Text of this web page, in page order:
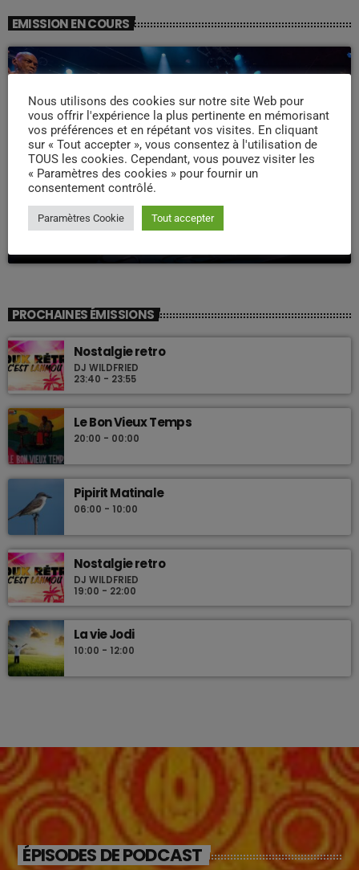
EMISSION EN COURS
WEEK -END COMPAS
Week end Compas Familly
09:00 - 19:00
PROCHAINES ÉMISSIONS
Nostalgie retro
DJ WILDFRIED
23:40 - 23:55
Le Bon Vieux Temps
20:00 - 00:00
Pipirit Matinale
06:00 - 10:00
Nostalgie retro
DJ WILDFRIED
19:00 - 22:00
La vie Jodi
10:00 - 12:00
ÉPISODES DE PODCAST
Nous utilisons des cookies sur notre site Web pour
vous offrir l'expérience la plus pertinente en mémorisant
vos préférences et en répétant vos visites. En cliquant
sur « Tout accepter », vous consentez à l'utilisation de
TOUS les cookies. Cependant, vous pouvez visiter les
« Paramètres des cookies » pour fournir un
consentement contrôlé.
Paramètres Cookie Tout accepter